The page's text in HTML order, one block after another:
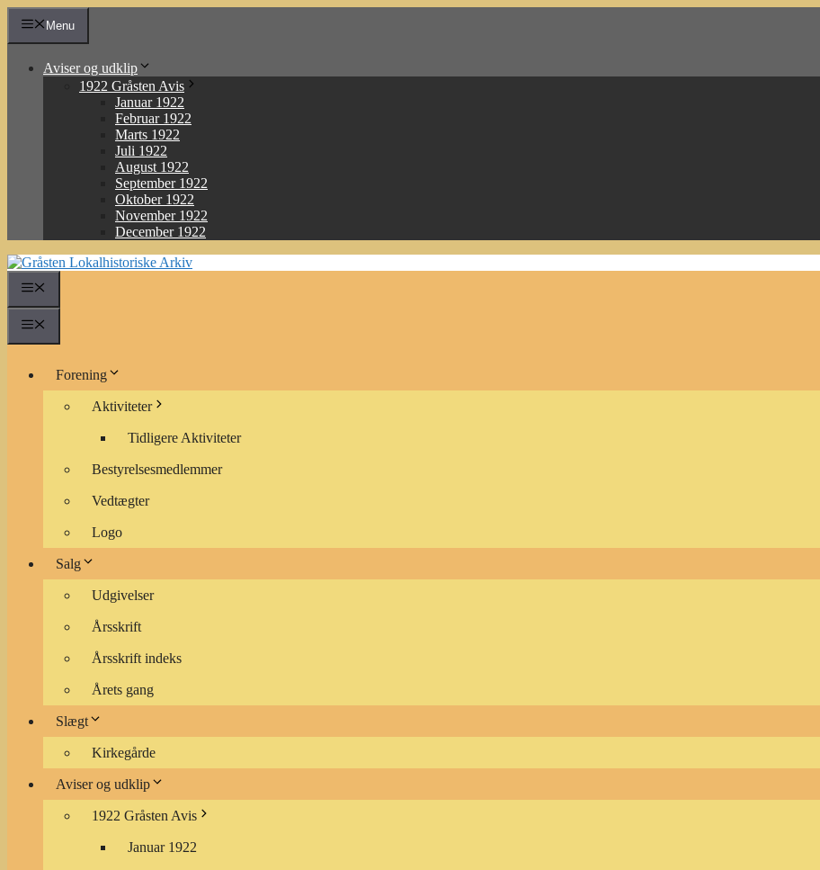
Hop
indhold
Menu
Aviser og udklip
1922 Gråsten Avis
Januar 1922
Februar 1922
Marts 1922
Juli 1922
August 1922
September 1922
Oktober 1922
November 1922
December 1922
Forening
Aktiviteter
Tidligere Aktiviteter
Bestyrelsesmedlemmer
Vedtægter
Logo
Salg
Udgivelser
Årsskrift
Årsskrift indeks
Årets gang
Slægt
Kirkegårde
Aviser og udklip
1922 Gråsten Avis
Januar 1922